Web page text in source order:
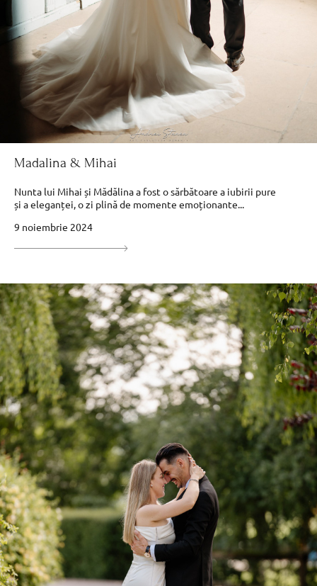
Madalina & Mihai
Nunta lui Mihai și Mădălina a fost o sărbătoare a iubirii pure
și a eleganței, o zi plină de momente emoționante...
9 noiembrie 2024